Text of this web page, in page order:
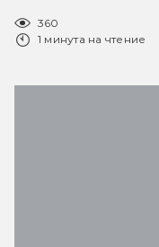
360
1 минута на чтение